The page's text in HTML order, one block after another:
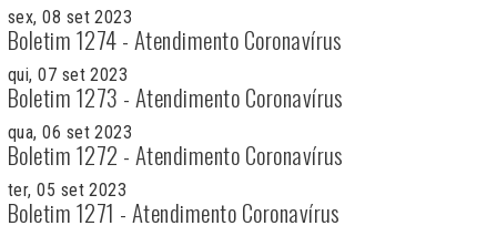
sex, 08 set 2023
Boletim 1274 - Atendimento Coronavírus
qui, 07 set 2023
Boletim 1273 - Atendimento Coronavírus
qua, 06 set 2023
Boletim 1272 - Atendimento Coronavírus
ter, 05 set 2023
Boletim 1271 - Atendimento Coronavírus